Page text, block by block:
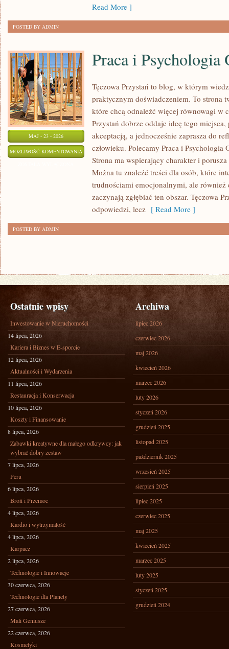
Read More ]
POSTED BY ADMIN
MAJ - 23 - 2026
MOŻLIWOŚĆ KOMENTOWANIA PRACA
PSYCHOLOGIA
ORGANIZACJI
Praca i Psychologia
Tęczowa Przystań to blog, w którym
praktycznym doświadczeniem. To strona
które chcą odnaleźć więcej równowagi w
Przystań dobrze oddaje ideę tego
akceptacją, a jednocześnie zaprasza do
człowieku. Polecamy Praca i
Strona ma wspierający charakter i
Można tu znaleźć treści dla osób, które
trudnościami emocjonalnymi, ale
zaczynają zgłębiać ten obszar. Tęczowa
odpowiedzi, lecz [ Read More ]
POSTED BY ADMIN
Ostatnie wpisy
Inwestowanie w Nieruchomości
14 lipca, 2026
Kariera i Biznes w E-sporcie
12 lipca, 2026
Aktualności i Wydarzenia
11 lipca, 2026
Restauracja i Konserwacja
10 lipca, 2026
Koszty i Finansowanie
8 lipca, 2026
Zabawki kreatywne dla małego odkrywcy: jak
wybrać dobry zestaw
7 lipca, 2026
Peru
6 lipca, 2026
Broń i Przemoc
4 lipca, 2026
Kardio i wytrzymałość
4 lipca, 2026
Karpacz
2 lipca, 2026
Technologie i Innowacje
30 czerwca, 2026
Technologie dla Planety
27 czerwca, 2026
Mali Geniusze
22 czerwca, 2026
Kosmetyki
Archiwa
lipiec 2026
czerwiec 2026
maj 2026
kwiecień 2026
marzec 2026
luty 2026
styczeń 2026
grudzień 2025
listopad 2025
październik 2025
wrzesień 2025
sierpień 2025
lipiec 2025
czerwiec 2025
maj 2025
kwiecień 2025
marzec 2025
luty 2025
styczeń 2025
grudzień 2024